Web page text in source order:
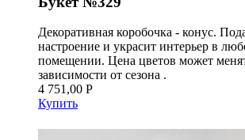
Декоративная коробочка - конус.
настроение и украсит интерьер в
помещении. Цена цветов может
зависимости от сезона .
4 751,00 Р
Купить